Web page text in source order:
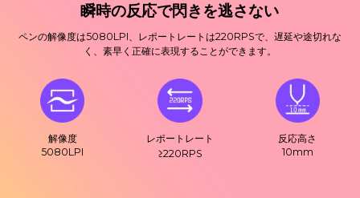
瞬時の反応で閃きを逃さない
ペンの解像度は5080LPI、レポートレートは220RPSで、遅延や途切れな
く、素早く正確に表現することができます。
解像度
5080LPI
レポートレート
≥220RPS
反応高さ
10mm